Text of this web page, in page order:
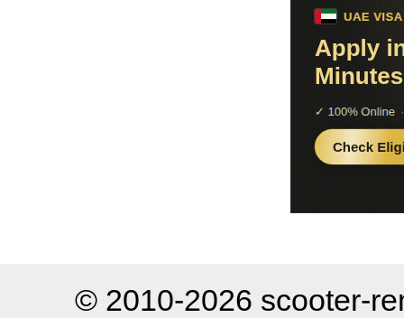
© 2010-2026 scooter-